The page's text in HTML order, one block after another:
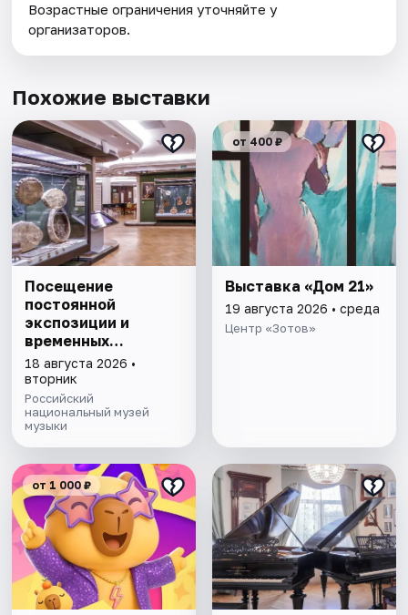
Возрастные ограничения уточняйте у
организаторов.
Похожие выставки
Посещение
постоянной
экспозиции и
временных
выставок Музея
музыки
18 августа 2026 •
вторник
Российский
национальный музей
музыки
от 400 ₽
Выставка «Дом 21»
19 августа 2026 • среда
Центр «Зотов»
от 1 000 ₽